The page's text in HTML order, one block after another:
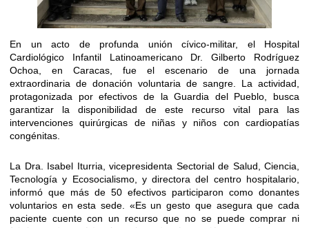
En un acto de profunda unión cívico-militar, el Hospital
Cardiológico Infantil Latinoamericano Dr. Gilberto Rodríguez
Ochoa, en Caracas, fue el escenario de una jornada
extraordinaria de donación voluntaria de sangre. La actividad,
protagonizada por efectivos de la Guardia del Pueblo, busca
garantizar la disponibilidad de este recurso vital para las
intervenciones quirúrgicas de niñas y niños con cardiopatías
congénitas.
La Dra. Isabel Iturria, vicepresidenta Sectorial de Salud, Ciencia,
Tecnología y Ecosocialismo, y directora del centro hospitalario,
informó que más de 50 efectivos participaron como donantes
voluntarios en esta sede. «Es un gesto que asegura que cada
paciente cuente con un recurso que no se puede comprar ni